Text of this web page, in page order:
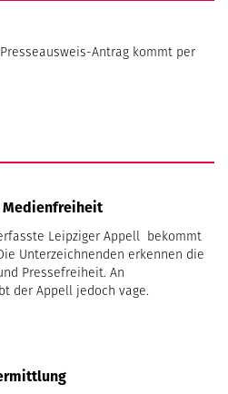
Presseausweis-Antrag kommt per
Leipziger Appell bekommt
Unterzeichnenden erkennen die
Pressefreiheit. An
der Appell jedoch vage.